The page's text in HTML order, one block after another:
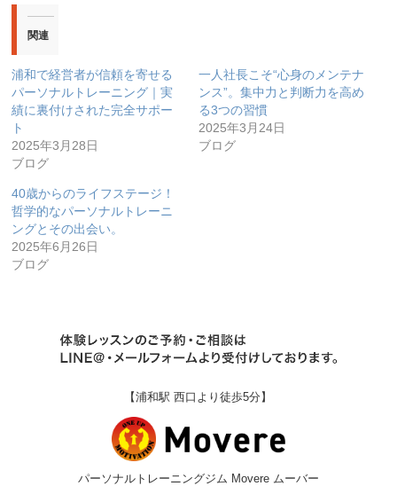
関連
浦和で経営者が信頼を寄せる
パーソナルトレーニング｜実
績に裏付けされた完全サポー
ト
2025年3月28日
ブログ
一人社長こそ“心身のメンテナ
ンス”。集中力と判断力を高め
る3つの習慣
2025年3月24日
ブログ
40歳からのライフステージ！
哲学的なパーソナルトレーニ
ングとその出会い。
2025年6月26日
ブログ
【浦和駅 西口より徒歩5分】
パーソナルトレーニングジム Movere ムーバー